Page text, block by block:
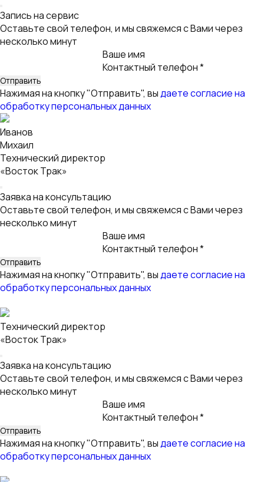
Нажимая на кнопку "Отправить", вы
обработку персональных данных
Технический директор
«Восток Трак»
Заявка на консультацию
Оставьте свой телефон, и мы свяжемся с Вами через
несколько минут
Контактный телефон *
Нажимая на кнопку "Отправить", вы
обработку персональных данных
Технический директор
Заявка на консультацию
Оставьте свой телефон, и мы свяжемся с Вами через
несколько минут
Контактный телефон *
Нажимая на кнопку "Отправить", вы
обработку персональных данных
Киселев Александр
Директор отдела продаж
Заявка на лизинг
Оставьте свой телефон, и мы свяжемся с Вами
Ваше имя